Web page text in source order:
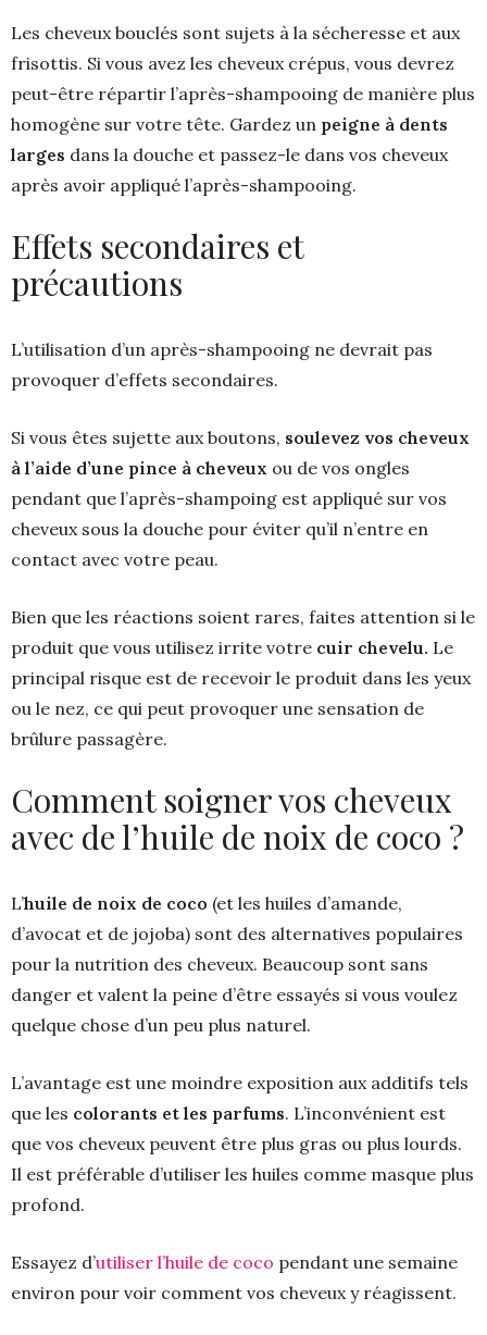
Les cheveux bouclés sont sujets à la sécheresse et aux
frisottis. Si vous avez les cheveux crépus, vous devrez
peut-être répartir l’après-shampooing de manière plus
homogène sur votre tête. Gardez un peigne à dents
larges dans la douche et passez-le dans vos cheveux
après avoir appliqué l’après-shampooing.
Effets secondaires et
précautions
L’utilisation d’un après-shampooing ne devrait pas
provoquer d’effets secondaires.
Si vous êtes sujette aux boutons, soulevez vos cheveux
à l’aide d’une pince à cheveux ou de vos ongles
pendant que l’après-shampoing est appliqué sur vos
cheveux sous la douche pour éviter qu’il n’entre en
contact avec votre peau.
Bien que les réactions soient rares, faites attention si le
produit que vous utilisez irrite votre cuir chevelu. Le
principal risque est de recevoir le produit dans les yeux
ou le nez, ce qui peut provoquer une sensation de
brûlure passagère.
Comment soigner vos cheveux
avec de l’huile de noix de coco ?
L’huile de noix de coco (et les huiles d’amande,
d’avocat et de jojoba) sont des alternatives populaires
pour la nutrition des cheveux. Beaucoup sont sans
danger et valent la peine d’être essayés si vous voulez
quelque chose d’un peu plus naturel.
L’avantage est une moindre exposition aux additifs tels
que les colorants et les parfums. L’inconvénient est
que vos cheveux peuvent être plus gras ou plus lourds.
Il est préférable d’utiliser les huiles comme masque plus
profond.
Essayez d’utiliser l’huile de coco pendant une semaine
environ pour voir comment vos cheveux y réagissent.